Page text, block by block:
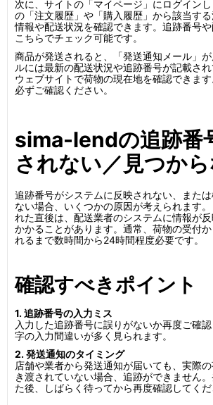
次に、サイトの「マイページ」にログイン
の「注文履歴」や「購入履歴」から該当す
情報や配送状況を確認できます。追跡番号
こちらでチェック可能です。
商品が発送されると、「発送通知メール」
ルには最新の配送状況や追跡番号が記載さ
ウェブサイトで荷物の現在地を確認できま
必ずご確認ください。
sima-lendの追跡番
されない／見つか
追跡番号がシステムに反映されない、また
ない場合、いくつかの原因が考えられます
れた直後は、配送業者のシステムに情報が
かかることがあります。通常、荷物の受付
れるまで数時間から24時間程度必要です。
確認すべきポイント
1. 追跡番号の入力ミス
入力した追跡番号に誤りがないか再度ご確
字の入力間違いが多く見られます。
2. 発送通知のタイミング
店舗や業者から発送通知が届いても、実際
き渡されていない場合、追跡ができません
た後、しばらく待ってから再度確認してくだ